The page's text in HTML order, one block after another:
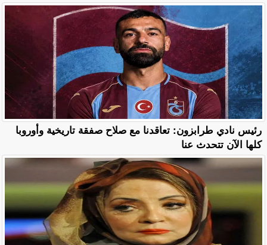
رئيس نادي طرابزون: تعاقدنا مع صلاح صفقة تاريخية وأوروبا
كلها الآن تتحدث عنا